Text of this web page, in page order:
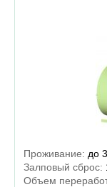
Проживание: до
Залповый сброс:
Объем